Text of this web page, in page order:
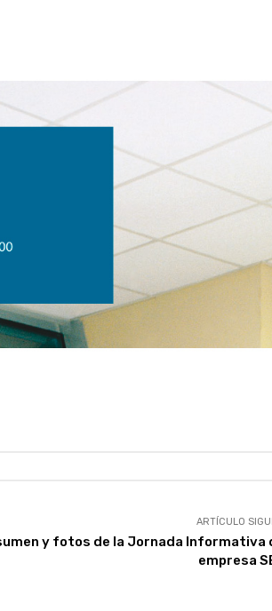
ARTÍCULO
y fotos de la Jornada Informativa
empresa